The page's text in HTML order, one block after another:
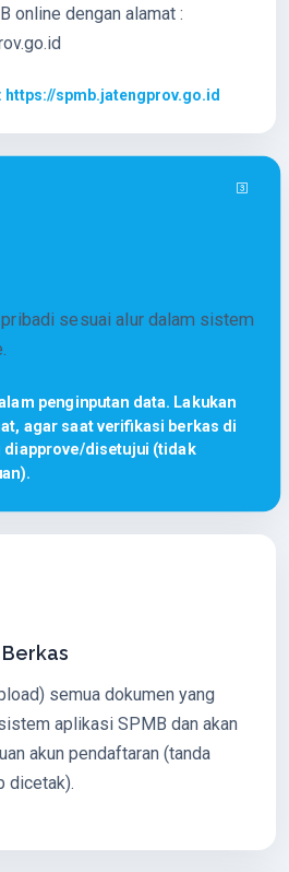
online dengan alamat :
https://spmb.jatengprov.go.id
sesuai alur dalam sistem
penginputan data. Lakukan
agar saat verifikasi berkas di
diapprove/disetujui (tidak
semua dokumen yang
aplikasi SPMB dan akan
akun pendaftaran (tanda
dicetak).